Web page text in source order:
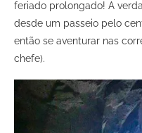
feriado prolongado! A
desde um passeio pelo
então se aventurar nas
chefe).